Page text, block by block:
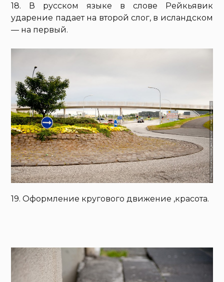
18. В русском языке в слове Рейкьявик
ударение падает на второй слог, в исландском
— на первый.
19. Оформление кругового движение ,красота.